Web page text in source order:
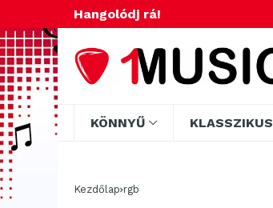
Hangolódj rá!
KÖNNYŰ KLASSZIKUS
Kezdőlap rgb